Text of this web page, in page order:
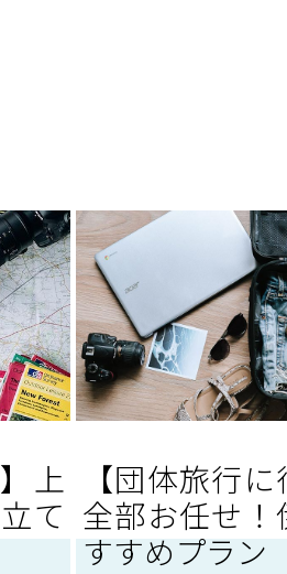
上
て
【団体旅行
全部お任せ！
すすめプラン